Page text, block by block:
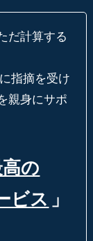
だ計算する
指摘を受け
親身にサポ
の
ビス 」